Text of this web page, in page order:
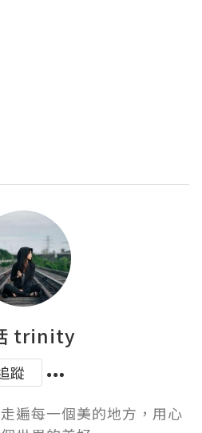
trinity
蹤
遍每一個美的地方，用心